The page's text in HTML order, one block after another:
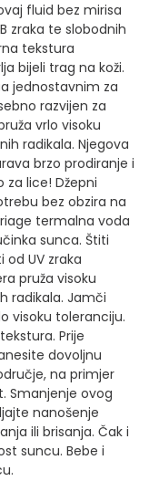
fluid bez mirisa
zraka te slobodnih
tekstura
bijeli trag na koži.
jednostavnim za
razvijen za
vrlo visoku
radikala. Njegova
brzo prodiranje i
za lice! Džepni
bez obzira na
termalna voda
sunca. Štiti
od UV zraka
pruža visoku
radikala. Jamči
visoku toleranciju.
Prije
dovoljnu
na primjer
Smanjenje ovog
nanošenje
ili brisanja. Čak i
suncu. Bebe i